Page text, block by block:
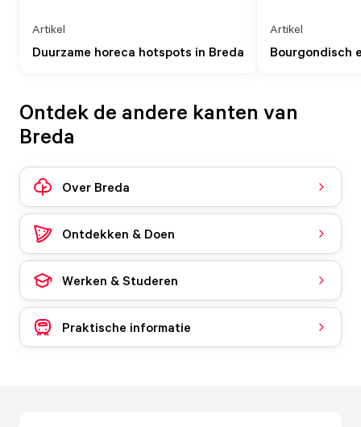
Duurzame horeca hotspots in Breda
Artikel
Bourgondisch
Artikel
Ontdek de andere kanten van
Breda
Over Breda
Ontdekken & Doen
Werken & Studeren
Praktische informatie